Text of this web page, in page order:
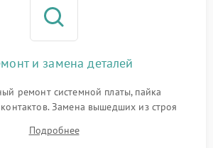
и замена деталей
ремонт системной платы, пайка
Замена вышедших из строя
аккумулятора, неисправного
подачи воды. Восстановление шлейфов и
Подробнее